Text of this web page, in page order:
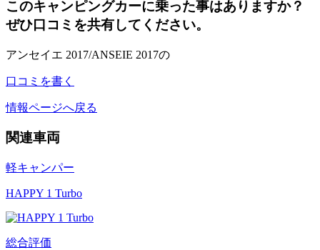
このキャンピングカーに乗った事はありますか？
ぜひ口コミを共有してください。
アンセイエ 2017/ANSEIE 2017の
口コミを書く
情報ページへ戻る
関連車両
軽キャンパー
HAPPY 1 Turbo
総合評価